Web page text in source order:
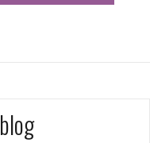
blog